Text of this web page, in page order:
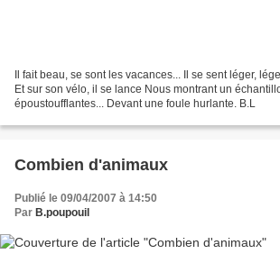
Il fait beau, se sont les vacances... Il se sent léger,
Et sur son vélo, il se lance Nous montrant un
époustoufflantes... Devant une foule hurlante. B.L
Combien d'animaux
Publié le 09/04/2007 à 14:50
Par B.poupouil